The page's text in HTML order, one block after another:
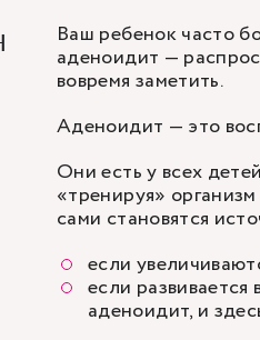
Ваш ребенок часто
аденоидит —
вовремя заметить.
Аденоидит — это
Они есть у всех
«тренируя»
сами становятся
если
если
аденоидит, и